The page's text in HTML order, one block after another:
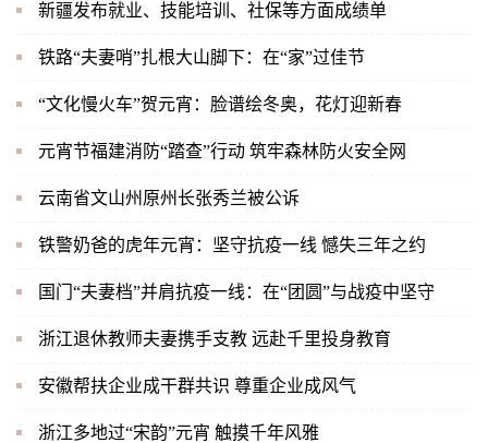
新疆发布就业、技能培训、社保等方面成绩单
铁路“夫妻哨”扎根大山脚下：在“家”过佳节
“文化慢火车”贺元宵：脸谱绘冬奥，花灯迎新春
元宵节福建消防“踏查”行动 筑牢森林防火安全网
云南省文山州原州长张秀兰被公诉
铁警奶爸的虎年元宵：坚守抗疫一线 憾失三年之约
国门“夫妻档”并肩抗疫一线：在“团圆”与战疫中坚守
浙江退休教师夫妻携手支教 远赴千里投身教育
安徽帮扶企业成干群共识 尊重企业成风气
浙江多地过“宋韵”元宵 触摸千年风雅